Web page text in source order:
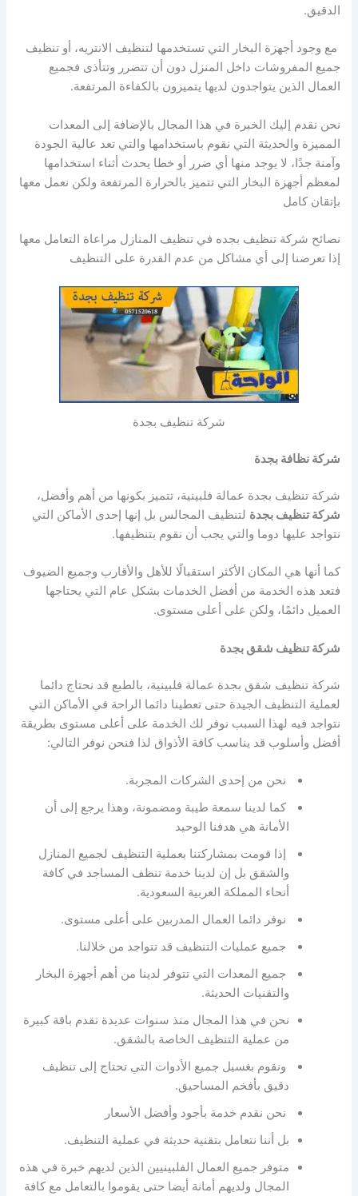
الدقيق.
مع وجود أجهزة البخار التي تستخدمها لتنظيف الانتريه، أو تنظيف
جميع المفروشات داخل المنزل دون أن تتضرر وتتأذى فجميع
العمال الذين يتواجدون لديها يتميزون بالكفاءة المرتفعة.
نحن نقدم إليك الخبرة في هذا المجال بالإضافة إلى المعدات
المميزة والحديثة التي نقوم باستخدامها والتي تعد عالية الجودة
وآمنة جدًا، لا يوجد منها أي ضرر أو خطا يحدث أثناء استخدامها
لمعظم أجهزة البخار التي تتميز بالحرارة المرتفعة ولكن نعمل معها
بإتقان كامل
نصائح شركة تنظيف بجده في تنظيف المنازل مراعاة التعامل معها
إذا تعرضنا إلى أي مشاكل من عدم القدرة على التنظيف
شركة تنظيف بجدة
شركة نظافة بجدة
شركة تنظيف بجدة عمالة فلبينية، تتميز بكونها من أهم وأفضل،
شركة تنظيف بجدة لتنظيف المجالس بل إنها إحدى الأماكن التي
نتواجد عليها دوما والتي يجب أن نقوم بتنظيفها.
كما أنها هي المكان الأكثر استقبالًا للأهل والأقارب وجميع الضيوف
فتعد هذه الخدمة من أفضل الخدمات بشكل عام التي يحتاجها
العميل دائمًا، ولكن على أعلى مستوى.
شركة تنظيف شقق بجدة
شركة تنظيف شقق بجدة عمالة فلبينية، بالطبع قد نحتاج دائما
لعملية التنظيف الجيدة حتى تعطينا دائما الراحة في الأماكن التي
نتواجد فيه لهذا السبب نوفر لك الخدمة على أعلى مستوى بطريقة
أفضل وأسلوب قد يناسب كافة الأذواق لذا فنحن نوفر التالي:
نحن من إحدى الشركات المجربة.
كما لدينا سمعة طيبة ومضمونة، وهذا يرجع إلى أن
الأمانة هي هدفنا الوحيد
إذا قومت بمشاركتنا بعملية التنظيف لجميع المنازل
والشقق بل إن لدينا خدمة تنظف المساجد في كافة
أنحاء المملكة العربية السعودية.
نوفر دائما العمال المدربين على أعلى مستوى.
جميع عمليات التنظيف قد تتواجد من خلالنا.
جميع المعدات التي تتوفر لدينا من أهم أجهزة البخار
والتقنيات الحديثة.
نحن في هذا المجال منذ سنوات عديدة نقدم باقة كبيرة
من عملية التنظيف الخاصة بالشقق.
ونقوم بغسيل جميع الأدوات التي تحتاج إلى تنظيف
دقيق بأفخم المساحيق.
نحن نقدم خدمة بأجود وأفضل الأسعار
بل أننا نتعامل بتقنية حديثة في عملية التنظيف.
متوفر جميع العمال الفلبينيين الذين لديهم خبرة في هذه
المجال ولديهم أمانة أيضا حتى يقوموا بالتعامل مع كافة